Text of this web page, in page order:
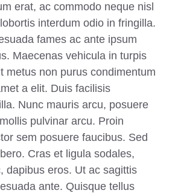
erat, ac commodo neque nisl
interdum odio in fringilla.
fames ac ante ipsum
Maecenas vehicula in turpis
metus non purus condimentum
a elit. Duis facilisis
Nunc mauris arcu, posuere
pulvinar arcu. Proin
sem posuere faucibus. Sed
Cras et ligula sodales,
dapibus eros. Ut ac sagittis
ante. Quisque tellus